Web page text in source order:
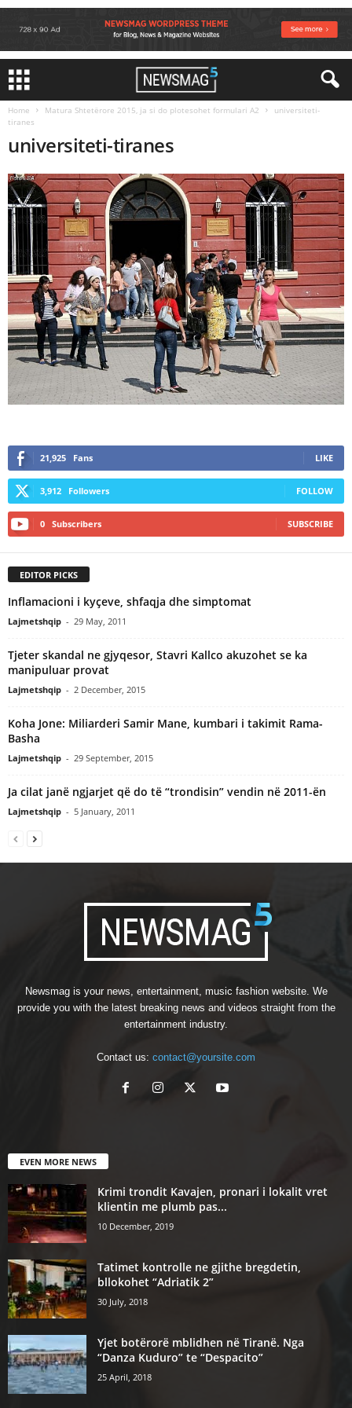
Home Matura Shtetërore 2015, ja si do plotesohet formulari A2
universiteti-
tiranes
universiteti-tiranes
21,925 Fans LIKE
3,912 Followers FOLLOW
0 Subscribers SUBSCRIBE
EDITOR PICKS
Inflamacioni i kyçeve, shfaqja dhe simptomat
Lajmetshqip - 29 May, 2011
Tjeter skandal ne gjyqesor, Stavri Kallco akuzohet se ka
manipuluar provat
Lajmetshqip - 2 December, 2015
Koha Jone: Miliarderi Samir Mane, kumbari i takimit Rama-
Basha
Lajmetshqip - 29 September, 2015
Ja cilat janë ngjarjet që do të “trondisin” vendin në 2011-ën
Lajmetshqip - 5 January, 2011
Newsmag is your news, entertainment, music fashion website. We
provide you with the latest breaking news and videos straight from the
entertainment industry.
Contact us: contact@yoursite.com
EVEN MORE NEWS
Krimi trondit Kavajen, pronari i lokalit vret
klientin me plumb pas...
10 December, 2019
Tatimet kontrolle ne gjithe bregdetin,
bllokohet “Adriatik 2”
30 July, 2018
Yjet botërorë mblidhen në Tiranë. Nga
“Danza Kuduro” te “Despacito”
25 April, 2018